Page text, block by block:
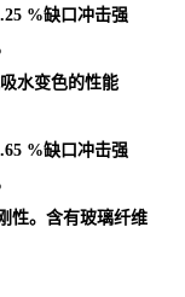
%缺口冲击强
水变色的性能
%缺口冲击强
性。含有玻璃纤维